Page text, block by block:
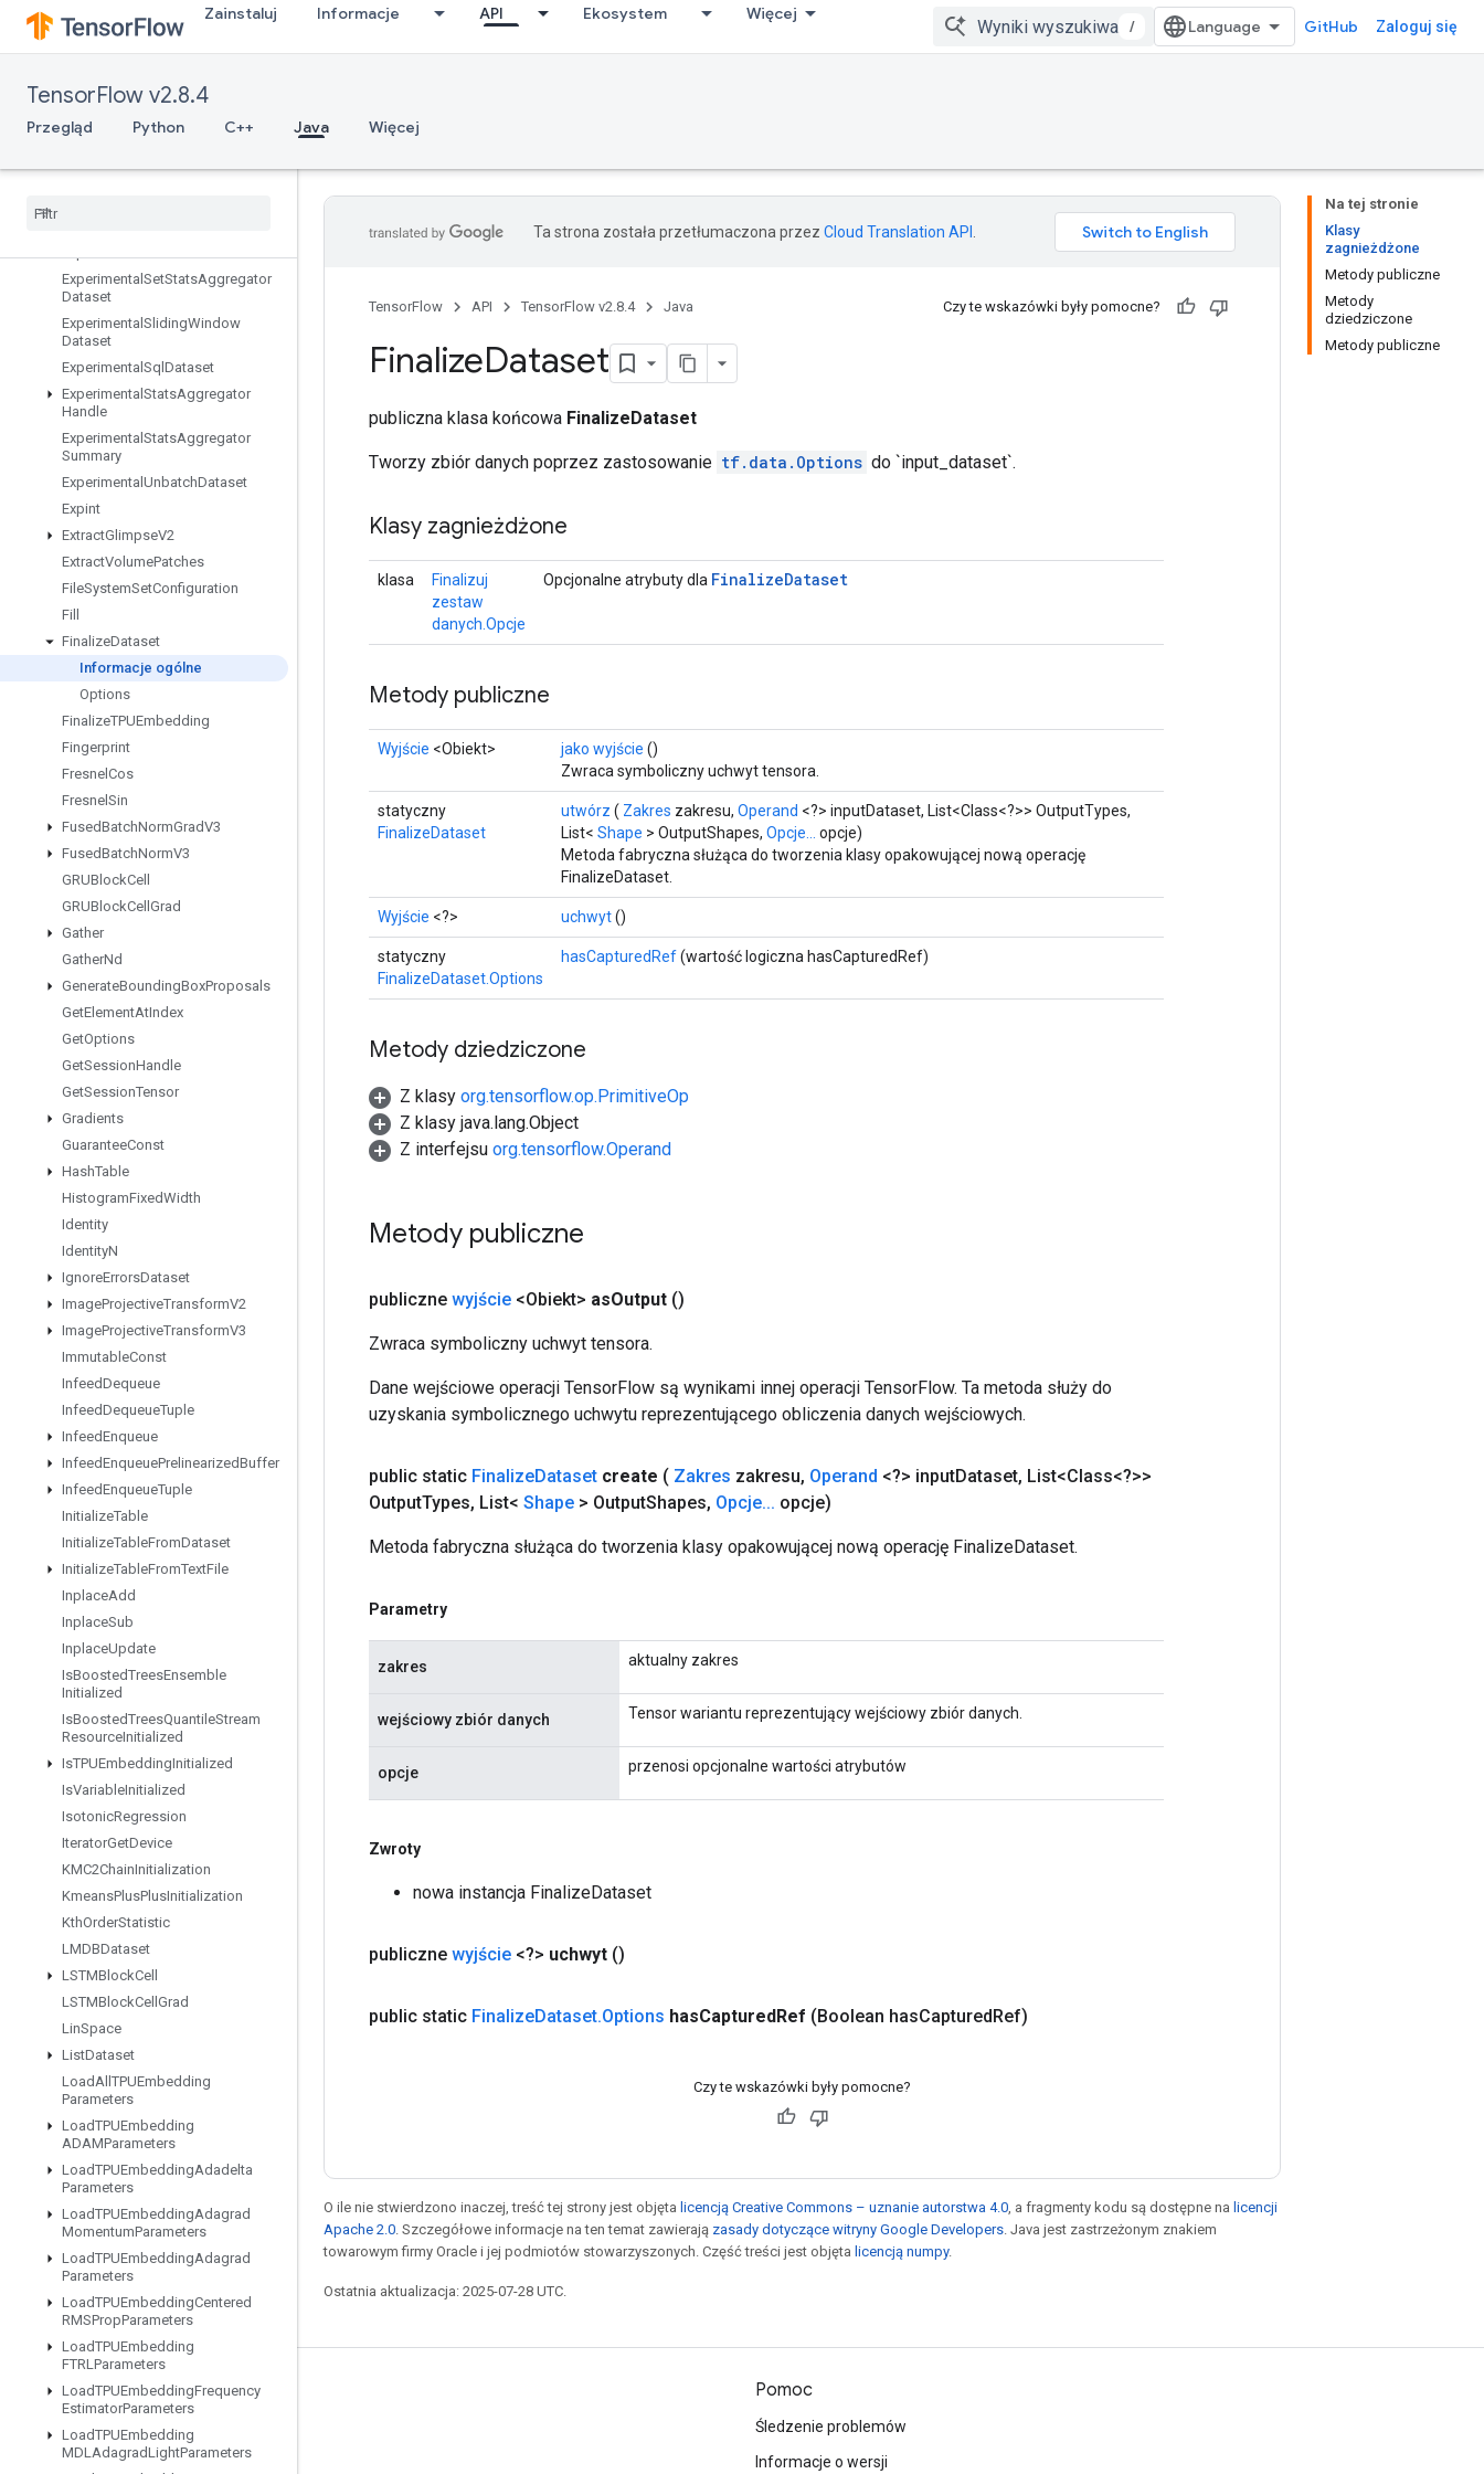
Zainstaluj Informacje API Ekosystem Więcej
/ GitHub Zaloguj się
TensorFlow v2.8.4
Przegląd Python C++ Java Więcej
ExperimentalLatencyStatsDataset
ExperimentalMatchingFilesDatase
ExperimentalMaxIntraOpParallelis
ExperimentalParse Example
Experimental SetStatsAggregator
Dataset
Experimental SlidingWindow
Dataset
Experimental Sql Dataset
Experimental StatsAggregator
Handle
Experimental StatsAggregator
Summary
Experimental UnbatchDataset
Expint
ExtractGlimpseV2
ExtractVolumePatches
FileSystemSetConfiguration
Fill
FinalizeDataset
Informacje ogólne
Options
FinalizeTPUEmbedding
Fingerprint
Fresnel Cos
Fresnel Sin
FusedBatchNormGradV3
FusedBatchNormV3
GRUBlockCell
GRUBlockCell Grad
Gather
GatherNd
GenerateBoundingBoxProposals
GetElementAtIndex
GetOptions
GetSessionHandle
GetSessionTensor
Gradients
GuaranteeConst
HashTable
HistogramFixedWidth
Identity
IdentityN
IgnoreErrorsDataset
ImageProjectiveTransformV2
ImageProjectiveTransformV3
ImmutableConst
InfeedDequeue
InfeedDequeueTuple
InfeedEnqueue
InfeedEnqueuePrelinearizedBuffer
InfeedEnqueueTuple
InitializeTable
InitializeTableFromDataset
InitializeTableFromTextFile
InplaceAdd
InplaceSub
InplaceUpdate
IsBoostedTreesEnsemble
Initialized
IsBoostedTreesQuantileStream
ResourceInitialized
IsTPUEmbeddingInitialized
IsVariableInitialized
IsotonicRegression
IteratorGetDevice
KMC2ChainInitialization
KmeansPlusPlusInitialization
KthOrderStatistic
LMDBDataset
LSTMBlockCell
LSTMBlockCell Grad
LinSpace
ListDataset
LoadAll TPUEmbedding
Parameters
LoadTPUEmbedding
ADAMParameters
LoadTPUEmbeddingAdadelta
Parameters
LoadTPUEmbeddingAdagrad
MomentumParameters
LoadTPUEmbeddingAdagrad
Parameters
LoadTPUEmbeddingCentered
RMSPropParameters
LoadTPUEmbedding
FTRLParameters
LoadTPUEmbeddingFrequency
EstimatorParameters
LoadTPUEmbedding
MDLAdagradLightParameters
Na tej stronie
Klasy
zagnieżdżone
Metody publiczne
Metody
dziedziczone
Metody publiczne
Ta strona została przetłumaczona przez Cloud Translation API
TensorFlow API TensorFlow v2.8.4 Java Czy te wskazówki były pomocne?
FinalizeDataset
publiczna klasa końcowa FinalizeDataset
Tworzy zbiór danych poprzez zastosowanie tf.data.Options do `input_dataset`.
Klasy zagnieżdżone
klasa
Finalizuj
zestaw
danych.Opcje
Opcjonalne atrybuty dla FinalizeDataset
Metody publiczne
Wyjście <Obiekt> jako wyjście ()
Zwraca symboliczny uchwyt tensora.
statyczny
FinalizeDataset
utwórz ( Zakres zakresu, Operand <?> inputDataset, List<Class<?>> OutputTypes,
List< Shape > OutputShapes, Opcje...
opcje)
Metoda fabryczna służąca do tworzenia klasy opakowującej nową operację
FinalizeDataset.
Wyjście <?> uchwyt()
statyczny
FinalizeDataset.Options
hasCapturedRef(wartość logiczna hasCapturedRef)
Metody dziedziczone
Z klasy org.tensorflow.op.PrimitiveOp
Z klasy java.lang.Object
Z interfejsu org.tensorflow.Operand
Metody publiczne
publiczne wyjście <Obiekt> asOutput ()
Zwraca symboliczny uchwyt tensora.
Dane wejściowe operacji TensorFlow są wynikami innej operacji TensorFlow. Ta metoda służy do
uzyskania symbolicznego uchwytu reprezentującego obliczenia danych wejściowych.
public static FinalizeDataset create ( Zakres zakresu, Operand <?> inputDataset, List<Class<?>>
OutputTypes, List< Shape > OutputShapes, Opcje... opcje)
Metoda fabryczna służąca do tworzenia klasy opakowującej nową operację FinalizeDataset.
Parametry
zakres aktualny zakres
wejściowy zbiór danych Tensor wariantu reprezentujący wejściowy zbiór danych.
opcje przenosi opcjonalne wartości atrybutów
Zwroty
nowa instancja FinalizeDataset
publiczne wyjście <?> uchwyt ()
public static FinalizeDataset.Options hasCapturedRef (Boolean hasCapturedRef)
Czy te wskazówki były pomocne?
O ile nie stwierdzono inaczej, treść tej strony jest objęta licencją Creative Commons – uznanie autorstwa 4.0 , a fragmenty kodu są dostępne na licencji
Apache 2.0 . Szczegółowe informacje na ten temat zawierają zasady dotyczące witryny Google Developers . Java jest zastrzeżonym znakiem
towarowym firmy Oracle i jej podmiotów stowarzyszonych. Część treści jest objęta licencją numpy.
Ostatnia aktualizacja: 2025-07-28 UTC.
Pozostawaj w kontakcie
Forum
Pomoc
Śledzenie problemów
Informacje o wersji